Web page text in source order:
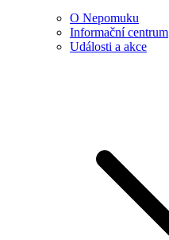
O Nepomuku
Informační centrum
Události a akce